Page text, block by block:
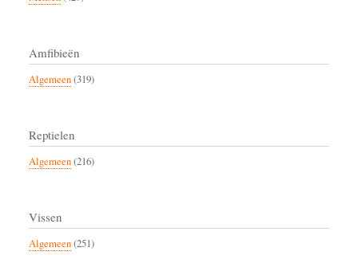
Amfibieën
Algemeen(319)
Reptielen
Algemeen(216)
Vissen
Algemeen(251)